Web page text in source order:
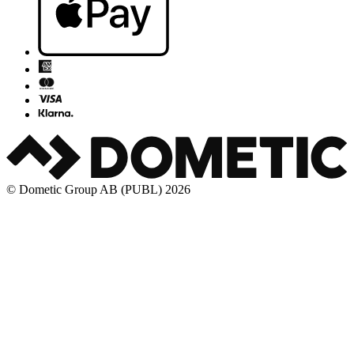
© Dometic Group AB (PUBL) 2026